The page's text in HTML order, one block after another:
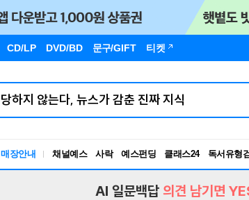
CD/LP DVD/BD 문구/GIFT 티켓
매장안내 채널예스 사락 예스펀딩 클래스24
독서유형
RBTI Lab
AI 일문백답 의견 남기면